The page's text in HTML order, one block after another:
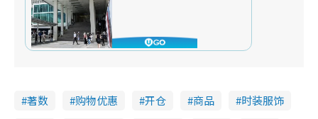
著数 购物优惠 开仓 商品
时装服饰